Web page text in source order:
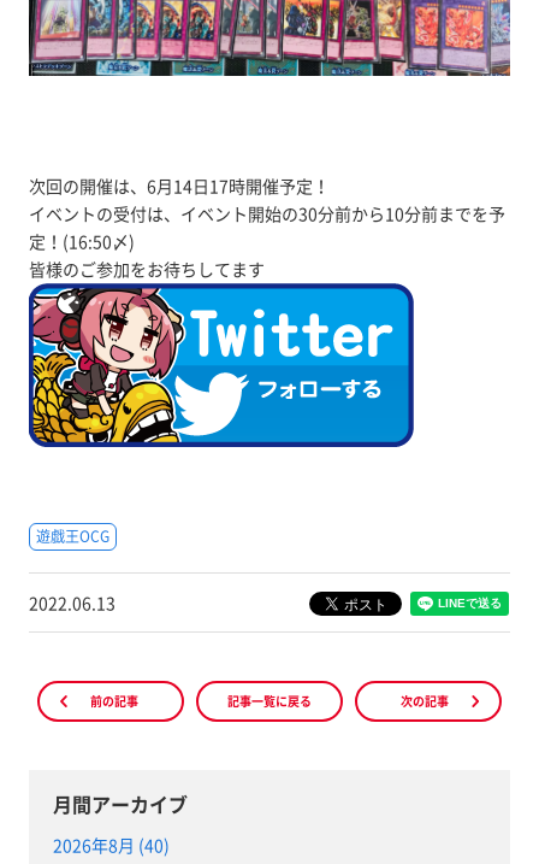
次回の開催は、6月14日17時開催予定！
イベントの受付は、イベント開始の30分前から10分前までを予
定！(16:50〆)
皆様のご参加をお待ちしてます
遊戯王OCG
2022.06.13
前の記事 記事一覧に戻る 次の記事
月間アーカイブ
2026年8月 (40)